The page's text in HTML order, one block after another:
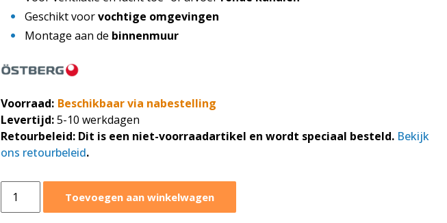
Geschikt voorvochtige omgevingen
Montage aan de binnenmuur
Voorraad: Beschikbaar via nabestelling
Levertijd:5-10 werkdagen
Retourbeleid: Dit is een niet-voorraadartikel en wordt speciaal besteld. Bekijk
ons retourbeleid.
wandventilator
Toevoegen aan winkelwagen